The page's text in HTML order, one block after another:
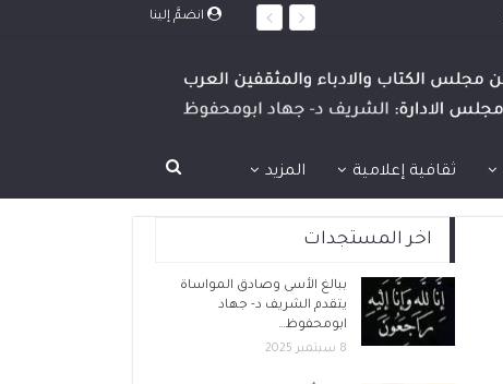
انضمَّ إلينا
ثقافية إعلامية المزيد
اخر المستجدات
ببالغ الأسى وصادق المواساة
يتقدم الشريف د- جهاد
ابومحفوظ…
8 سبتمبر 2025